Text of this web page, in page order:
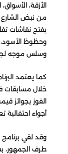
الأزقة،
من نبض الشارع
يفتح نقاشات
وحظوظ الأسود،
وسلس موجه
كما يعتمد
خلال مسابقات
الفوز بجوائز
أجواء
وقد لقي برنامج
طرف الجمهور،